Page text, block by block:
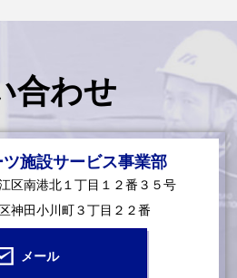
合わせ
ツ施設サービス事業部
区南港北１丁目１２番３５号
神田小川町３丁目２２番
メール